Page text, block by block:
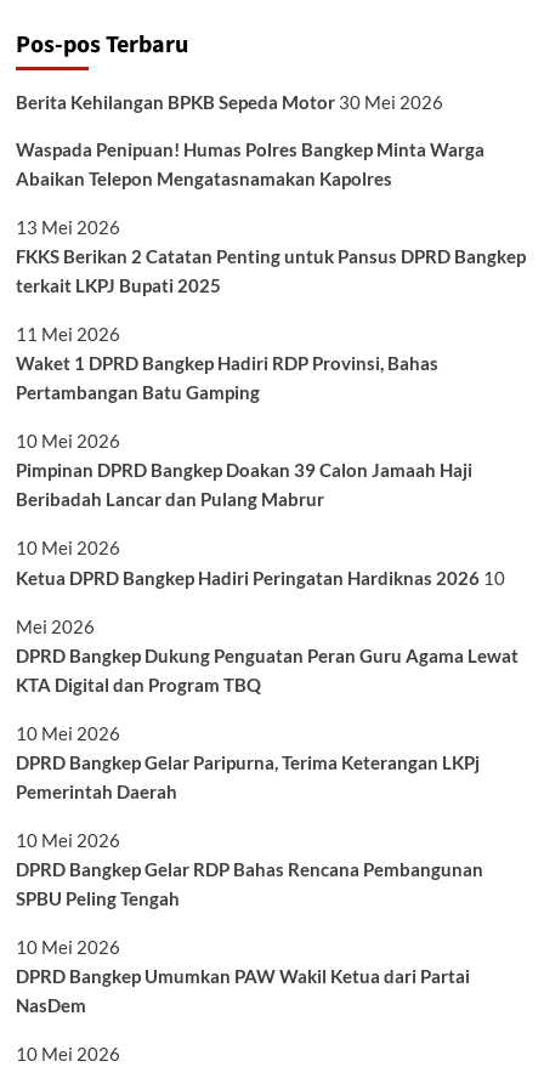
Pos-pos Terbaru
Berita Kehilangan BPKB Sepeda Motor 30 Mei 2026
Waspada Penipuan! Humas Polres Bangkep Minta Warga
Abaikan Telepon Mengatasnamakan Kapolres
13 Mei 2026
FKKS Berikan 2 Catatan Penting untuk Pansus DPRD Bangkep
terkait LKPJ Bupati 2025
11 Mei 2026
Waket 1 DPRD Bangkep Hadiri RDP Provinsi, Bahas
Pertambangan Batu Gamping
10 Mei 2026
Pimpinan DPRD Bangkep Doakan 39 Calon Jamaah Haji
Beribadah Lancar dan Pulang Mabrur
10 Mei 2026
Ketua DPRD Bangkep Hadiri Peringatan Hardiknas 2026 10
Mei 2026
DPRD Bangkep Dukung Penguatan Peran Guru Agama Lewat
KTA Digital dan Program TBQ
10 Mei 2026
DPRD Bangkep Gelar Paripurna, Terima Keterangan LKPj
Pemerintah Daerah
10 Mei 2026
DPRD Bangkep Gelar RDP Bahas Rencana Pembangunan
SPBU Peling Tengah
10 Mei 2026
DPRD Bangkep Umumkan PAW Wakil Ketua dari Partai
NasDem
10 Mei 2026